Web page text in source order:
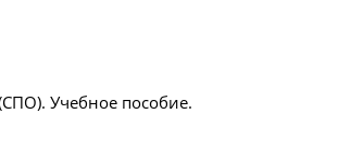
Учебное пособие.